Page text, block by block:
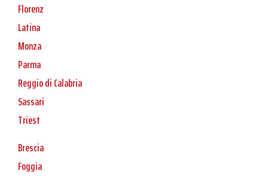
Florenz
Latina
Monza
Parma
Reggio di Calabria
Sassari
Triest
Brescia
Foggia